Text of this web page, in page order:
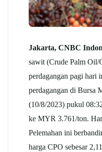
Jakarta, CNBC
sawit (Crude Palm Oil/
perdagangan pagi hari
perdagangan di Bursa
(10/8/2023) pukul
ke MYR 3.761/ton.
Pelemahan ini
harga CPO sebesar